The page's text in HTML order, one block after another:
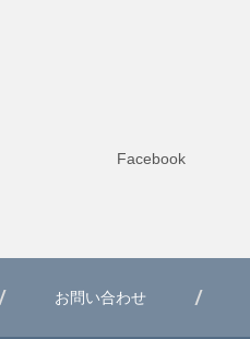
Facebook
お問い合わせ